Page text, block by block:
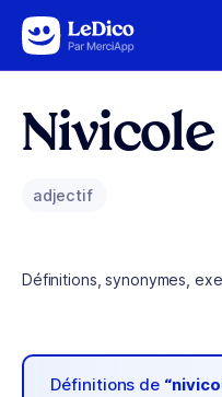
Aller au contenu
Nivicole
adjectif
Définitions, synonymes,
Définitions de